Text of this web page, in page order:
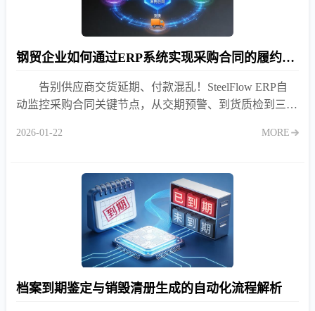
钢贸企业如何通过ERP系统实现采购合同的履约跟踪？
告别供应商交货延期、付款混乱！SteelFlow ERP自
动监控采购合同关键节点，从交期预警、到货质检到三单
行。
2026-01-22 MORE
档案到期鉴定与销毁清册生成的自动化流程解析